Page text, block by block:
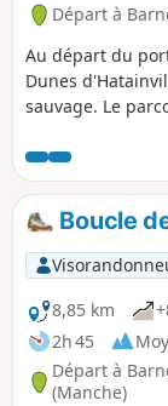
Départ à
Au départ du
Dunes
sauvage. Le
belles vues sur
pratiquesGPS
Boucle
8,85 km
2h 45
Départ à
(Manche)